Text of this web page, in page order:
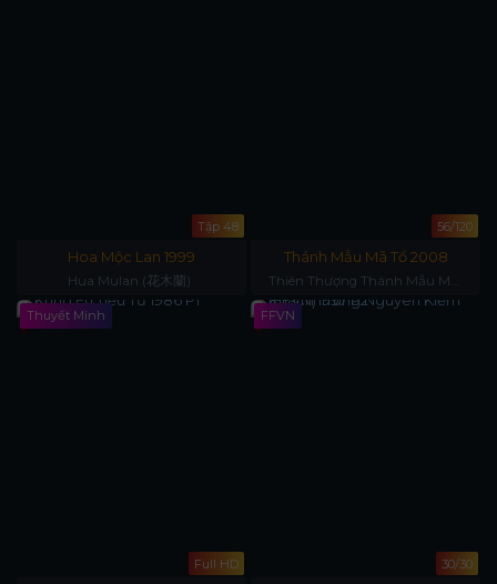
Tập 48
Hoa Mộc Lan 1999
Hua Mulan (花木蘭)
56/120
Thánh Mẫu Mã Tổ 2008
Thiên Thượng Thánh Mẫu Ma
Tổ
Thuyết Minh
Full HD
FFVN
30/30